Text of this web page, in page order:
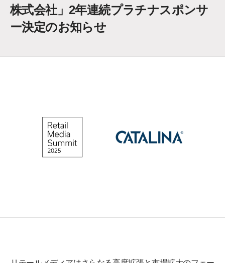
株式会社」2年連続プラチナスポンサ
ー決定のお知らせ